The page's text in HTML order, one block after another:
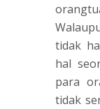
tidak
hal
para
tidak